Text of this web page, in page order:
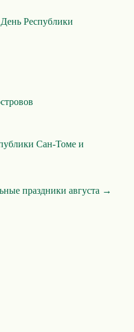
День Республики
Сан-Томе и
праздники августа →